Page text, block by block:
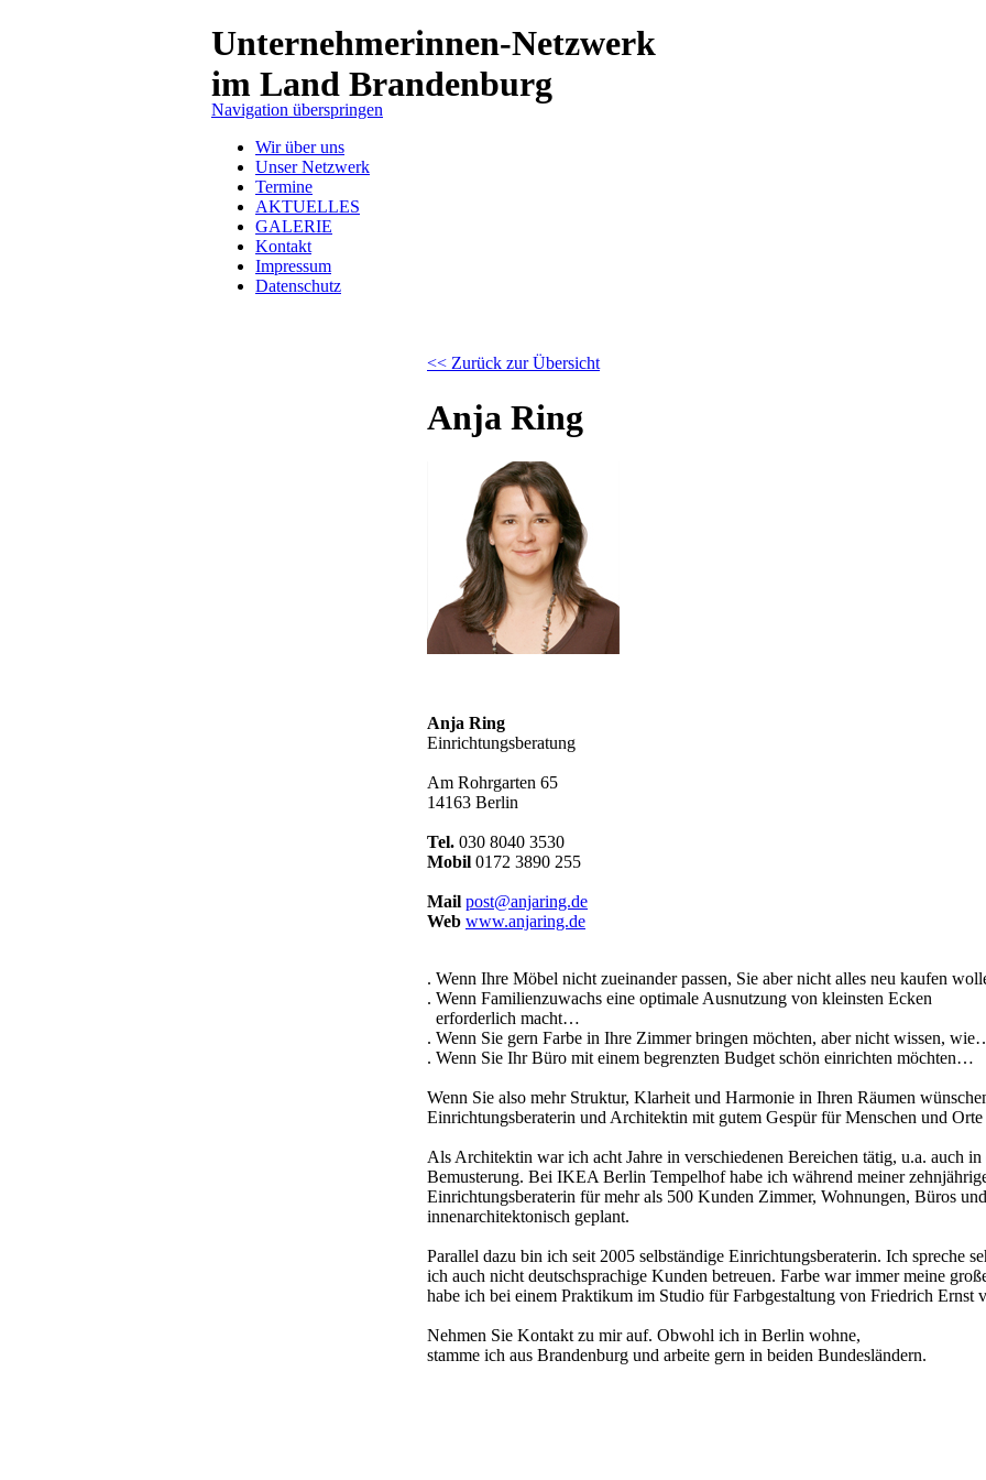
Unternehmerinnen-Netzwerk
im Land Brandenburg
Navigation überspringen
Wir über uns
Unser Netzwerk
Termine
AKTUELLES
GALERIE
Kontakt
Impressum
Datenschutz
<< Zurück zur Übersicht
Anja Ring
Anja Ring
Einrichtungsberatung
Am Rohrgarten 65
14163 Berlin
Tel. 030 8040 3530
Mobil 0172 3890 255
Mail post@anjaring.de
Web www.anjaring.de
. Wenn Ihre Möbel nicht zueinander passen, Sie aber nicht alles neu kaufen
. Wenn Familienzuwachs eine optimale Ausnutzung von kleinsten Ecken
erforderlich macht…
. Wenn Sie gern Farbe in Ihre Zimmer bringen möchten, aber nicht wissen,
. Wenn Sie Ihr Büro mit einem begrenzten Budget schön einrichten möchten…
Wenn Sie also mehr Struktur, Klarheit und Harmonie in Ihren Räumen
Einrichtungsberaterin und Architektin mit gutem Gespür für Menschen und
Als Architektin war ich acht Jahre in verschiedenen Bereichen tätig, u.a. auch
Bemusterung. Bei IKEA Berlin Tempelhof habe ich während meiner
Einrichtungsberaterin für mehr als 500 Kunden Zimmer, Wohnungen, Büros
innenarchitektonisch geplant.
Parallel dazu bin ich seit 2005 selbständige Einrichtungsberaterin. Ich spreche
ich auch nicht deutschsprachige Kunden betreuen. Farbe war immer meine
habe ich bei einem Praktikum im Studio für Farbgestaltung von Friedrich Ernst
Nehmen Sie Kontakt zu mir auf. Obwohl ich in Berlin wohne,
stamme ich aus Brandenburg und arbeite gern in beiden Bundesländern.